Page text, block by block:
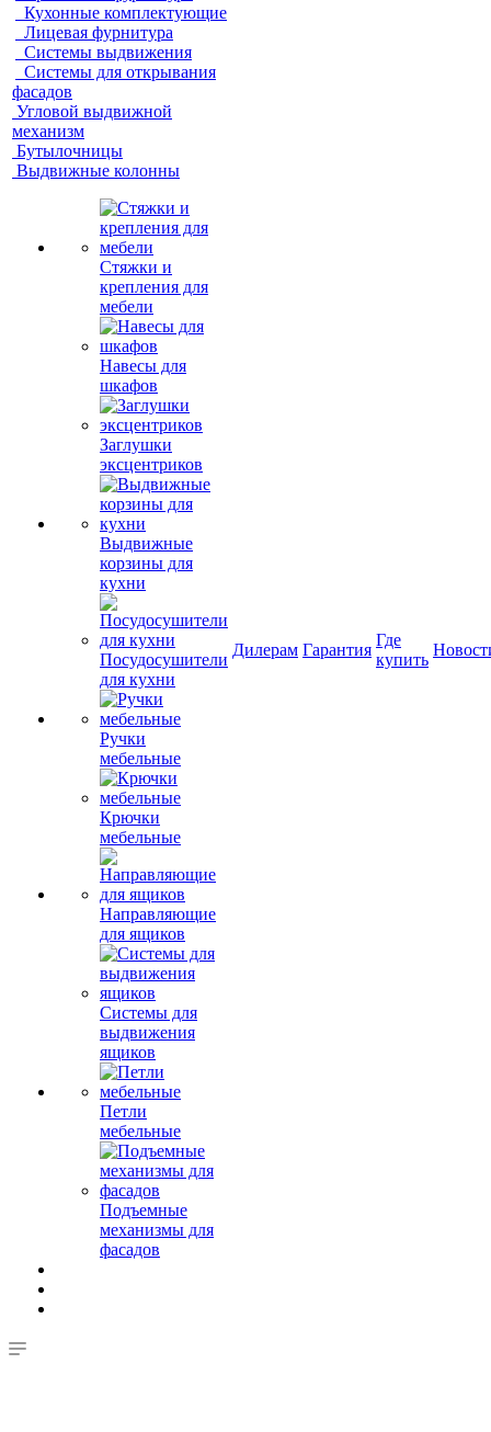
Кухонные комплектующие
Лицевая фурнитура
Системы выдвижения
Системы для открывания
фасадов
Угловой выдвижной
механизм
Бутылочницы
Выдвижные колонны
Стяжки и
крепления для
мебели
Навесы для
шкафов
Заглушки
эксцентриков
Выдвижные
корзины для
кухни
Посудосушители
для кухни
Ручки
мебельные
Крючки
мебельные
Направляющие
для ящиков
Системы для
выдвижения
ящиков
Петли
мебельные
Подъемные
механизмы для
фасадов
Дилерам Гарантия
Где
купить